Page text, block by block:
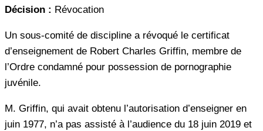
Décision : Révocation
Un sous-comité de discipline a révoqué le certificat
d’enseignement de Robert Charles Griffin, membre de
l’Ordre condamné pour possession de pornographie
juvénile.
M. Griffin, qui avait obtenu l’autorisation d’enseigner en
juin 1977, n’a pas assisté à l’audience du 18 juin 2019 et